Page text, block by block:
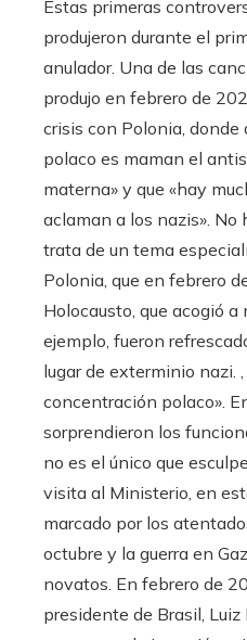
Estas primeras
produjeron durante el
anulador. Una de las
produjo en febrero de
crisis con Polonia, donde
polaco es maman el
materna» y que «hay
aclaman a los nazis». No
trata de un tema
Polonia, que en febrero
Holocausto, que acogió a
ejemplo, fueron
lugar de exterminio nazi.
concentración polaco».
sorprendieron los
no es el único que
visita al Ministerio, en
marcado por los
octubre y la guerra en
novatos. En febrero de
presidente de Brasil, Luiz